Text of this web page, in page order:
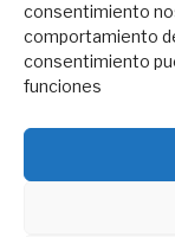
consentimiento
comportamiento
consentimiento
funciones